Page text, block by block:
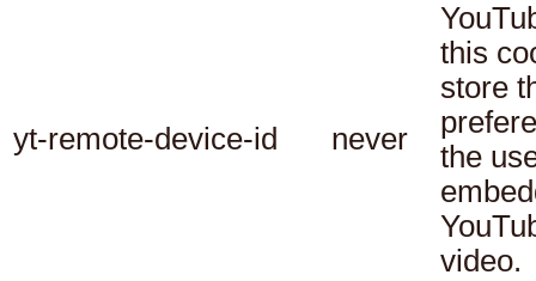
yt-remote-device-id never
this
store
the
video.